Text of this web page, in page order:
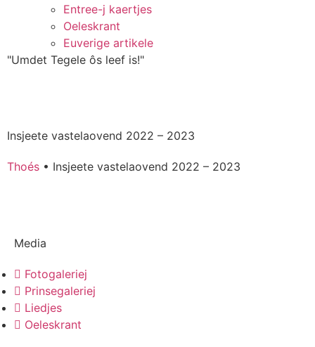
Entree-j kaertjes
Oeleskrant
Euverige artikele
"Umdet Tegele ôs leef is!"
Insjeete vastelaovend 2022 – 2023
Thoés • Insjeete vastelaovend 2022 – 2023
Media
Fotogaleriej
Prinsegaleriej
Liedjes
Oeleskrant